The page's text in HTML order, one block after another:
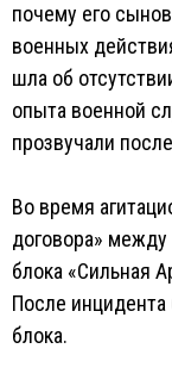
почему его
военных
шла об
опыта военной
прозвучали
Во время
договора»
блока «Сильная
После
блока.